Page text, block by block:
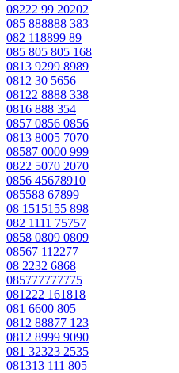
08222 99 20202
085 888888 383
082 118899 89
085 805 805 168
0813 9299 8989
0812 30 5656
08122 8888 338
0816 888 354
0857 0856 0856
0813 8005 7070
08587 0000 999
0822 5070 2070
0856 45678910
085588 67899
08 1515155 898
082 1111 75757
0858 0809 0809
08567 112277
08 2232 6868
085777777775
081222 161818
081 6600 805
0812 88877 123
0812 8999 9090
081 32323 2535
081313 111 805